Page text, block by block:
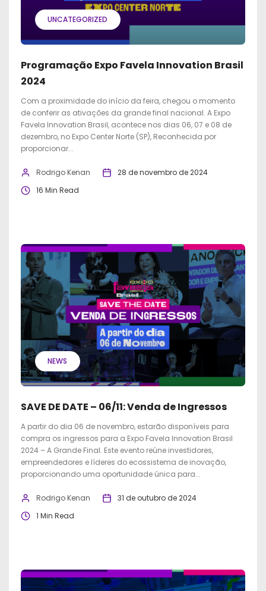
UNCATEGORIZED
Programação Expo Favela Innovation Brasil
2024
Com a proximidade do início da feira, chegou o momento
de conferir as ativações da grande final nacional. A Expo
Favela Innovation Brasil, acontece nos dias 06, 07 e 08 de
dezembro, no Expo Center Norte (SP), Reconhecida por
proporcionar...
Rodrigo Kenan
28 de novembro de 2024
16 Min Read
NEWS
SAVE DE DATE – 06/11: Venda de Ingressos
A partir do dia 06 de novembro, estarão disponíveis para
compra os ingressos para a Expo Favela Innovation Brasil
2024 – A Grande Final. Este evento reúne investidores,
empreendedores e líderes do ecossistema de inovação,
proporcionando uma oportunidade única para...
Rodrigo Kenan
31 de outubro de 2024
1 Min Read